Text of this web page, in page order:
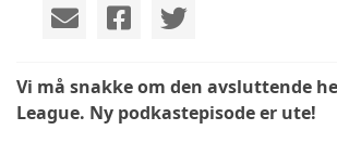
Vi må snakke om den avsluttende
League. Ny podkastepisode er ute!